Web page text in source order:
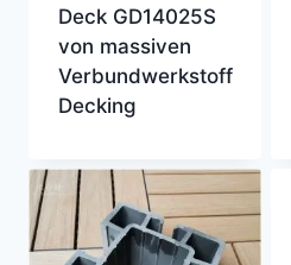
Deck GD14025S
von massiven
Verbundwerkstoff
Decking